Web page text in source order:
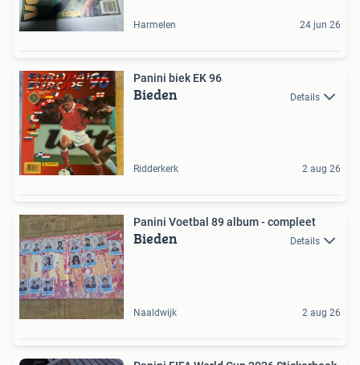
Harmelen 24 jun 26
Panini biek EK 96
Bieden Details
Ridderkerk 2 aug 26
Panini Voetbal 89 album - compleet
Bieden Details
Naaldwijk 2 aug 26